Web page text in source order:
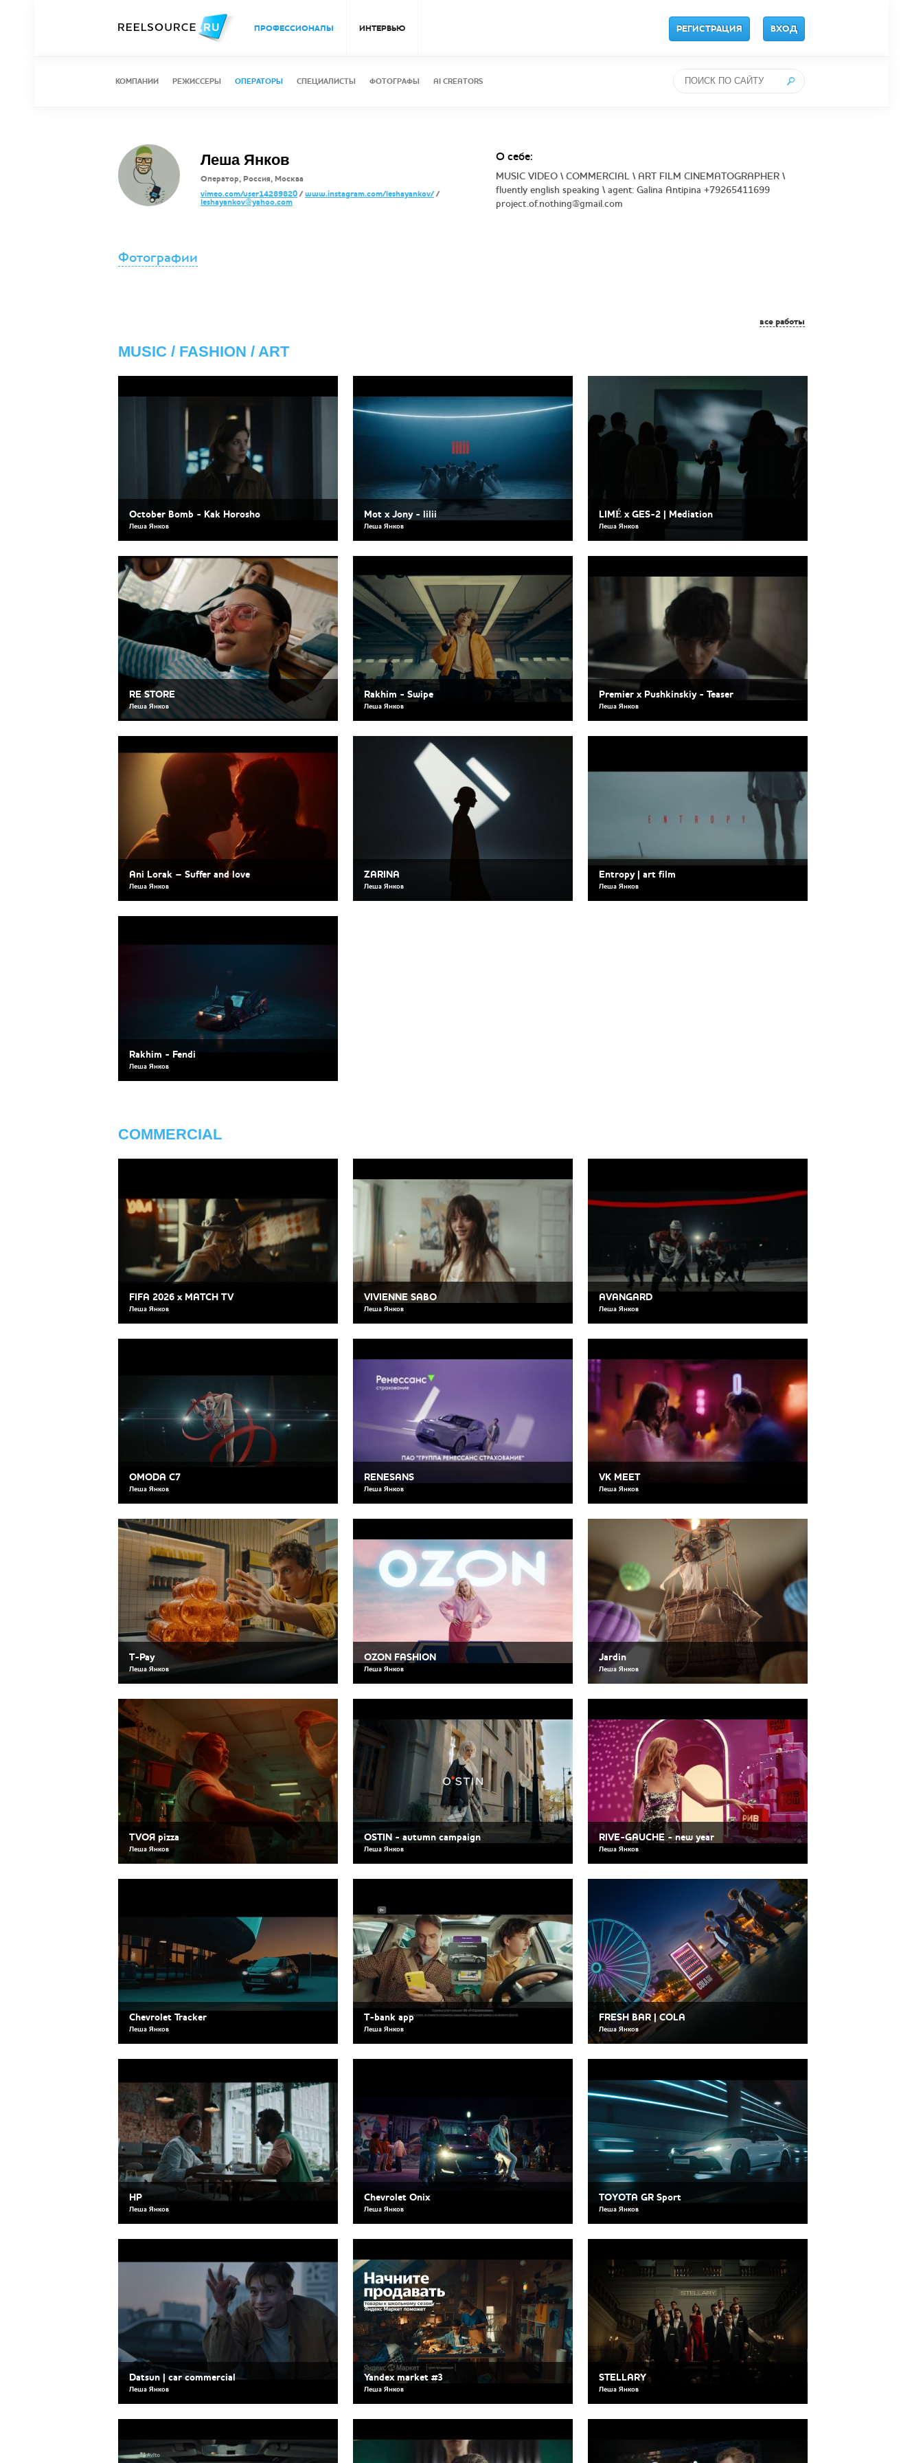
ПРОФЕССИОНАЛЫ ИНТЕРВЬЮ РЕГИСТРАЦИЯ ВХОД
КОМПАНИИ РЕЖИССЕРЫ ОПЕРАТОРЫ СПЕЦИАЛИСТЫ ФОТОГРАФЫ AI CREATORS
Леша Янков
Оператор, Россия, Москва
vimeo.com/user14289820/www.instagram.com/leshayankov//
leshayankov@yahoo.com
О себе:
MUSIC VIDEO \ COMMERCIAL \ ART FILM CINEMATOGRAPHER \
fluently english speaking \ agent: Galina Antipina +79265411699
project.of.nothing@gmail.com
Фотографии
все работы
MUSIC / FASHION / ART
October Bomb - Kak Horosho
Леша Янков
Mot x Jony - lilii
Леша Янков
LIMÉ x GES-2 | Mediation
Леша Янков
RE STORE
Леша Янков
Rakhim - Swipe
Леша Янков
Premier x Pushkinskiy - Teaser
Леша Янков
Ani Lorak – Suffer and love
Леша Янков
ZARINA
Леша Янков
Entropy | art film
Леша Янков
Rakhim - Fendi
Леша Янков
COMMERCIAL
FIFA 2026 х MATCH TV
Леша Янков
VIVIENNE SABO
Леша Янков
AVANGARD
Леша Янков
OMODA C7
Леша Янков
RENESANS
Леша Янков
VK MEET
Леша Янков
T-Pay
Леша Янков
OZON FASHION
Леша Янков
Jardin
Леша Янков
TVOЯ pizza
Леша Янков
OSTIN - autumn campaign
Леша Янков
RIVE-GAUCHE - new year
Леша Янков
Chevrolet Tracker
Леша Янков
T-bank app
Леша Янков
FRESH BAR | COLA
Леша Янков
HP
Леша Янков
Chevrolet Onix
Леша Янков
TOYOTA GR Sport
Леша Янков
Datsun | car commercial
Леша Янков
Yandex market #3
Леша Янков
STELLARY
Леша Янков